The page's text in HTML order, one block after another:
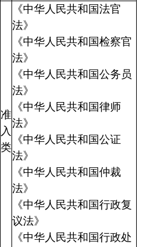
准
入
类
《中华人民共和国法官
法》
《中华人民共和国检察官
法》
《中华人民共和国公务员
法》
《中华人民共和国律师
法》
《中华人民共和国公证
法》
《中华人民共和国仲裁
法》
《中华人民共和国行政复
议法》
《中华人民共和国行政处